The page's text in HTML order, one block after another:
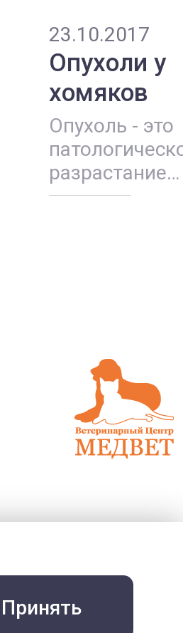
23.10.2017
Опухоли у
хомяков
Опухоль - это
разрастание
тканей,
27.12.2015
Принять